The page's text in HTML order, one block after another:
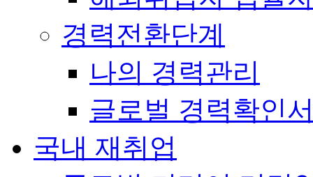
경력전환단계
나의 경력관리
글로벌 경력확인
국내 재취업